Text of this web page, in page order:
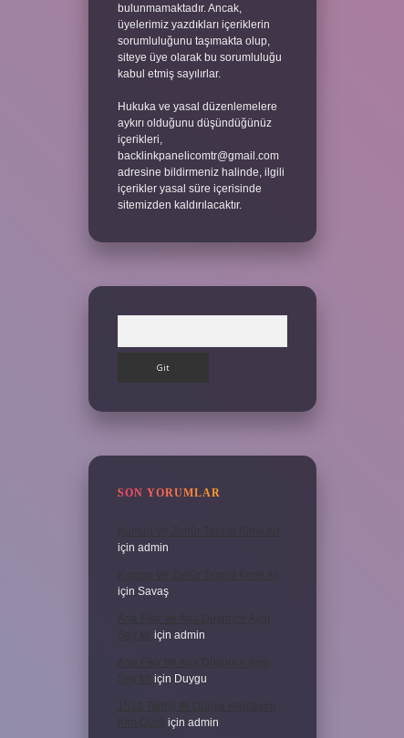
bulunmamaktadır. Ancak,
üyelerimiz yazdıkları içeriklerin
sorumluluğunu taşımakta olup,
siteye üye olarak bu sorumluluğu
kabul etmiş sayılırlar.
Hukuka ve yasal düzenlemelere
aykırı olduğunu düşündüğünüz
içerikleri,
backlinkpanelicomtr@gmail.com
adresine bildirmeniz halinde, ilgili
içerikler yasal süre içerisinde
sitemizden kaldırılacaktır.
SON YORUMLAR
Kumun Ve Zuhûr Teorisi Kime Ait
için admin
Kumun Ve Zuhûr Teorisi Kime Ait
için Savaş
Ana Fikir Ve Ana Düşünce Aynı
Şey Mi için admin
Ana Fikir Ve Ana Düşünce Aynı
Şey Mi için Duygu
1513 Tarihli Ilk Dünya Haritasını
Kim Çizdi
için admin